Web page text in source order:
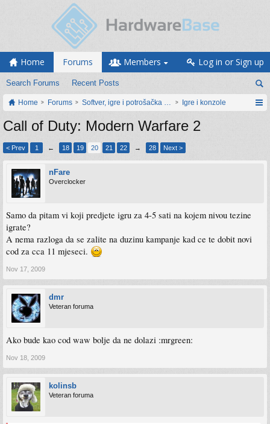
Home Forums
Search Forums Recent Posts
Members Log in or Sign up
Home Forums Softver, igre i potrošačka elektronikaIgre i konzole
Call of Duty: Modern Warfare 2
< Prev 1 ← 18 19 20 21 22 → 28 Next >
nFare
Overclocker
Samo da pitam vi koji predjete igru za 4-5 sati na kojem nivou tezine
igrate?
A nema razloga da se zalite na duzinu kampanje kad ce te dobit novi
cod za cca 11 mjeseci.
Nov 17, 2009
dmr
Veteran foruma
Ako bude kao cod waw bolje da ne dolazi :mrgreen:
Nov 18, 2009
kolinsb
Veteran foruma